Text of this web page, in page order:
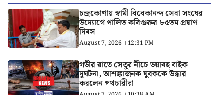
চন্দ্রকোণায় স্বামী বিবেকানন্দ সেবা সংঘের
উদ্যোগে পালিত কবিগুরুর ৮৫তম প্রয়াণ
দিবস
August 7, 2026 । 12:31 PM
গভীর রাতে সেতুর নীচে ভয়াবহ বাইক
দুর্ঘটনা, আশঙ্কাজনক যুবককে উদ্ধার
করলেন পথচারীরা